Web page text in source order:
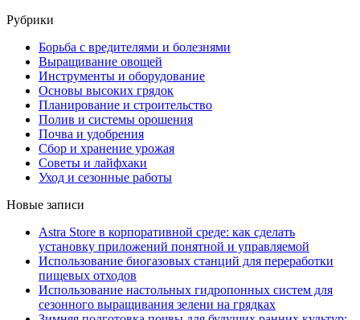
Рубрики
Борьба с вредителями и болезнями
Выращивание овощей
Инструменты и оборудование
Основы высоких грядок
Планирование и строительство
Полив и системы орошения
Почва и удобрения
Сбор и хранение урожая
Советы и лайфхаки
Уход и сезонные работы
Новые записи
Astra Store в корпоративной среде: как сделать
установку приложений понятной и управляемой
Использование биогазовых станций для переработки
пищевых отходов
Использование настольных гидропонных систем для
сезонного выращивания зелени на грядках